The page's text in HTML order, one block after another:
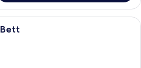
Zimmersafe, Schreibtisch,